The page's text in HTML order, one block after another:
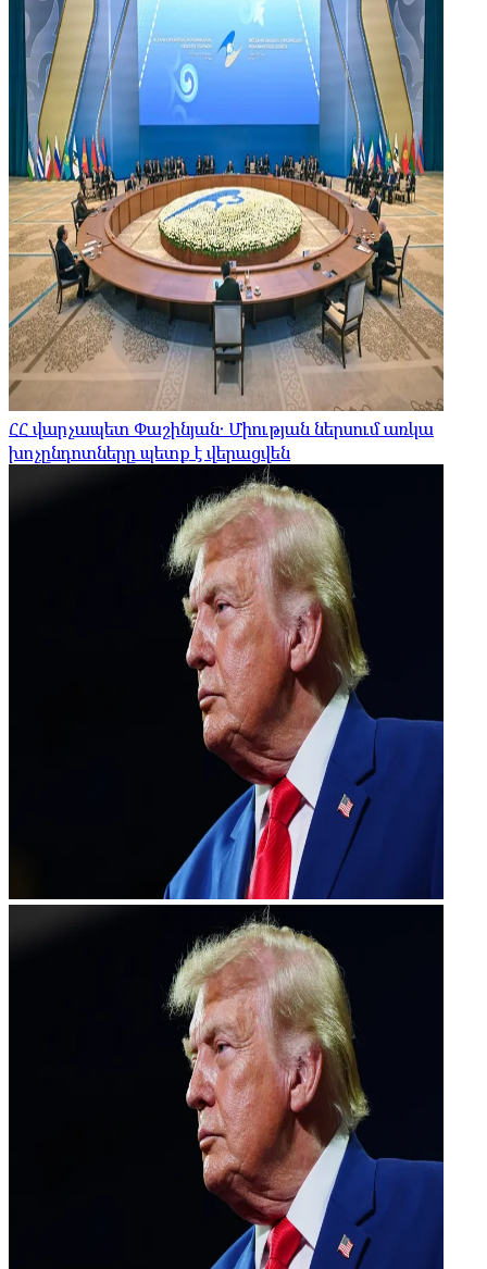
ՀՀ վարչապետ Փաշինյան․ Միության ներսում առկա
խոչընդոտները պետք է վերացվեն